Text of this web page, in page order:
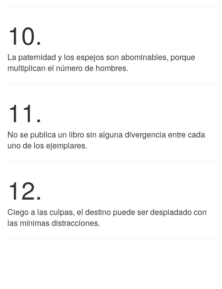
10.
La paternidad y los espejos son abominables, porque
multiplican el número de hombres.
11.
No se publica un libro sin alguna divergencia entre cada
uno de los ejemplares.
12.
Ciego a las culpas, el destino puede ser despiadado con
las mínimas distracciones.